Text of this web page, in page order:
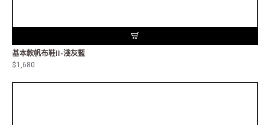
基本款帆布鞋II-淺灰藍
$1,680